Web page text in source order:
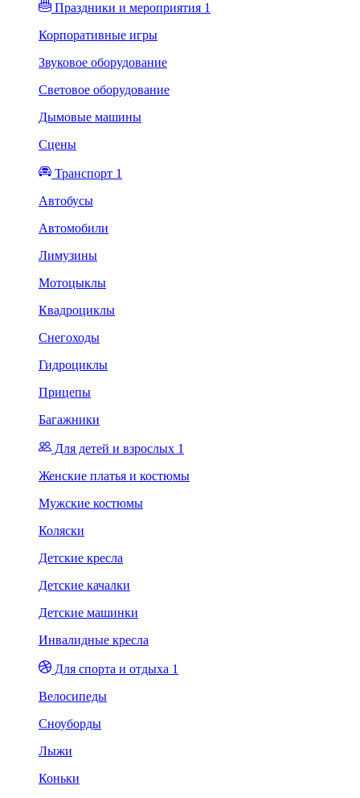
Праздники и мероприятия 1
Корпоративные игры
Звуковое оборудование
Световое оборудование
Дымовые машины
Сцены
Транспорт 1
Автобусы
Автомобили
Лимузины
Мотоцыклы
Квадроциклы
Снегоходы
Гидроциклы
Прицепы
Багажники
Для детей и взрослых 1
Женские платья и костюмы
Мужские костюмы
Коляски
Детские кресла
Детские качалки
Детские машинки
Инвалидные кресла
Для спорта и отдыха 1
Велосипеды
Сноуборды
Лыжи
Коньки